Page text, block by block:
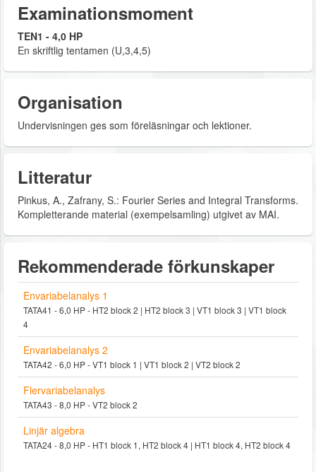
Examinationsmoment
TEN1 - 4,0 HP
En skriftlig tentamen (U,3,4,5)
Organisation
Undervisningen ges som föreläsningar och lektioner.
Litteratur
Pinkus, A., Zafrany, S.: Fourier Series and Integral Transforms.
Kompletterande material (exempelsamling) utgivet av MAI.
Rekommenderade förkunskaper
Envariabelanalys 1
TATA41 - 6,0 HP - HT2 block 2 | HT2 block 3 | VT1 block 3 | VT1 block
4
Envariabelanalys 2
TATA42 - 6,0 HP - VT1 block 1 | VT1 block 2 | VT2 block 2
Flervariabelanalys
TATA43 - 8,0 HP - VT2 block 2
Linjär algebra
TATA24 - 8,0 HP - HT1 block 1, HT2 block 4 | HT1 block 4, HT2 block 4